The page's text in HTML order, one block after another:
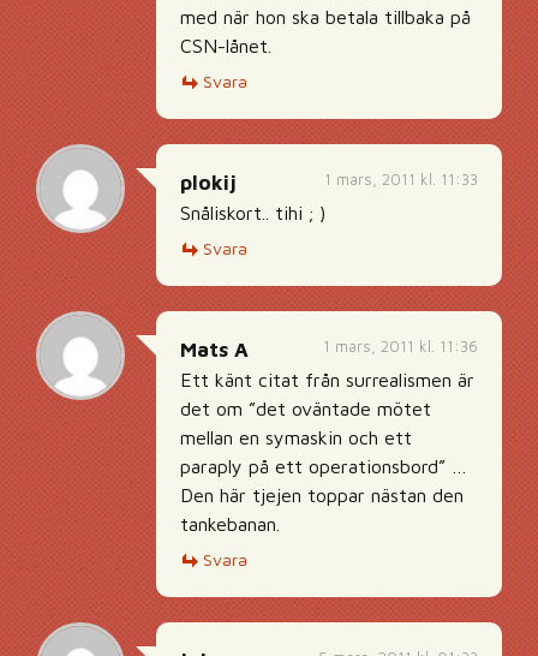
med när hon ska betala tillbaka på
CSN-lånet.
Svara
1 mars, 2011 kl. 11:33
plokij
Snåliskort.. tihi ; )
Svara
1 mars, 2011 kl. 11:36
Mats A
Ett känt citat från surrealismen är
det om ”det oväntade mötet
mellan en symaskin och ett
paraply på ett operationsbord” …
Den här tjejen toppar nästan den
tankebanan.
Svara